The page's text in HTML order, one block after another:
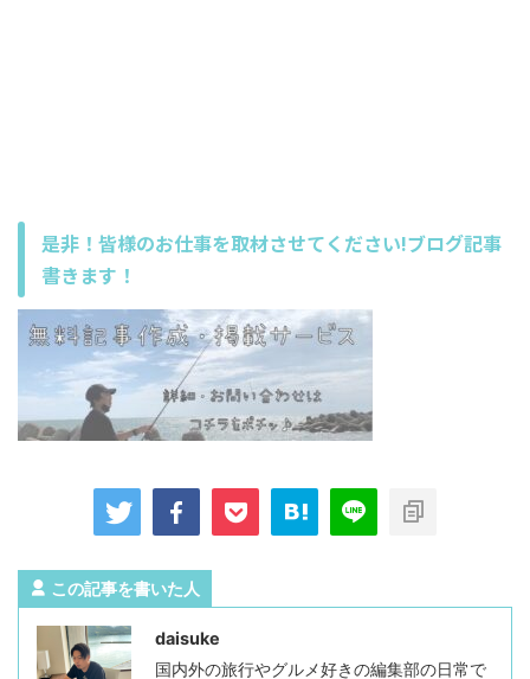
是非！皆様のお仕事を取材させてください!ブログ記事
書きます！
この記事を書いた人
daisuke
国内外の旅行やグルメ好きの編集部の日常で